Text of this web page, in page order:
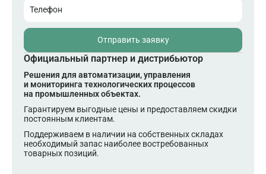
Телефон
Отправить заявку
Официальный партнер и дистрибьютор
Решения для автоматизации, управления
и мониторинга технологических процессов
на промышленных объектах.
Гарантируем выгодные цены и предоставляем скидки
постоянным клиентам.
Поддерживаем в наличии на собственных складах
необходимый запас наиболее востребованных
товарных позиций.